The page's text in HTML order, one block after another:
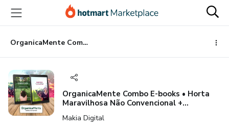
para
conteúdo
principal
para
pagamento
para
rodapé
OrganicaMente Combo E-books • Horta Maravilhosa Não Convencional + Compostagem Maravilhosa Caseira
OrganicaMente Combo E-books • Horta
Maravilhosa Não Convencional +
Makia Digital